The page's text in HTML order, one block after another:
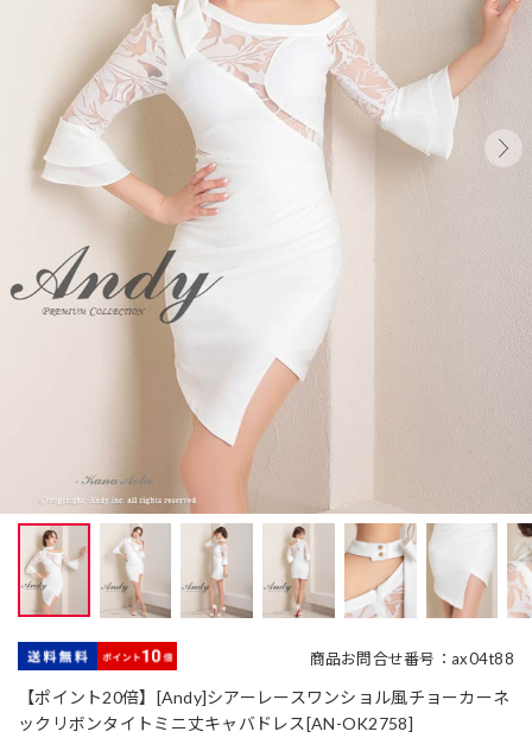
商品お問合せ番号：ax04t88
【ポイント20倍】[Andy]シアーレースワンショル風チョーカーネ
ックリボンタイトミニ丈キャバドレス[AN-OK2758]